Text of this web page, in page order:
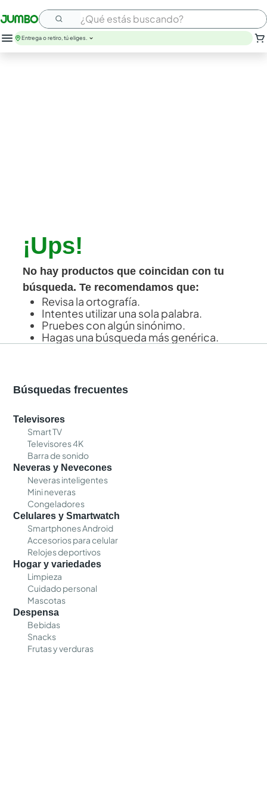
¿Qué estás buscando?
Entrega o retiro, tú eliges.
¡Ups!
No hay productos que coincidan con tu
búsqueda. Te recomendamos que:
Revisa la ortografía.
Intentes utilizar una sola palabra.
Pruebes con algún sinónimo.
Hagas una búsqueda más genérica.
Búsquedas frecuentes
Televisores
Smart TV
Televisores 4K
Barra de sonido
Neveras y Nevecones
Neveras inteligentes
Mini neveras
Congeladores
Celulares y Smartwatch
Smartphones Android
Accesorios para celular
Relojes deportivos
Hogar y variedades
Limpieza
Cuidado personal
Mascotas
Despensa
Bebidas
Snacks
Frutas y verduras